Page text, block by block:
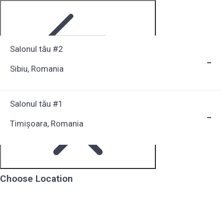
Choose Location
Salonul tău #2
Sibiu, Romania
Salonul tău #1
Timișoara, Romania